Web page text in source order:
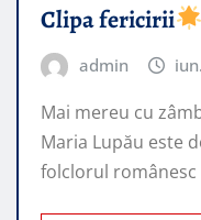
Clipa fericirii
admin
Mai mereu cu
Maria Lupău este
folclorul